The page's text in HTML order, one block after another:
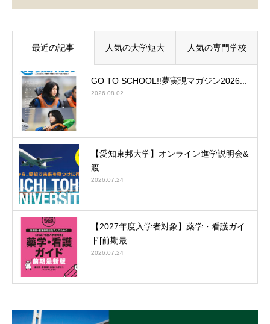
最近の記事 人気の大学短大 人気の専門学校
GO TO SCHOOL!!夢実現マガジン2026...
2026.08.02
【愛知東邦大学】オンライン進学説明会&
渡...
2026.07.24
【2027年度入学者対象】薬学・看護ガイ
ド[前期最...
2026.07.24